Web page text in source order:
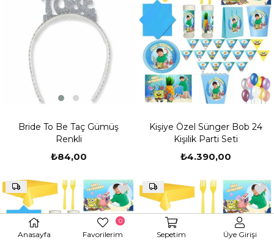
Bride To Be Taç Gümüş
Renkli
₺84,00
Kişiye Özel Sünger Bob 24
Kişilik Parti Seti
₺4.390,00
Anasayfa Favorilerim
0
Sepetim Üye Girişi